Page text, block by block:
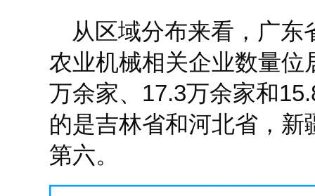
从区域分布来看，广东
农业机械相关企业数量位
万余家、17.3万余家和
的是吉林省和河北省，新
第六。